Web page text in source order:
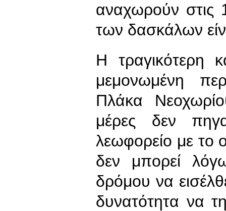
αναχωρούν
των δασκάλων
Η τραγικότερη
μεμονωμένη
Πλάκα
μέρες δεν
λεωφορείο με το
δεν μπορεί
δρόμου να
δυνατότητα να